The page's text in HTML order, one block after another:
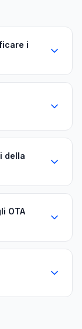
i
della
OTA